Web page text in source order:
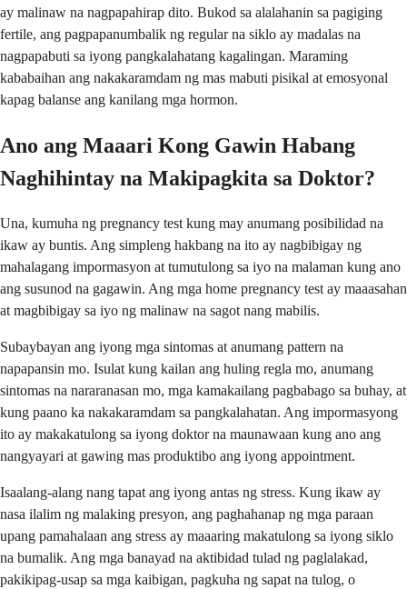
ay malinaw na nagpapahirap dito. Bukod sa alalahanin sa pagiging
fertile, ang pagpapanumbalik ng regular na siklo ay madalas na
nagpapabuti sa iyong pangkalahatang kagalingan. Maraming
kababaihan ang nakakaramdam ng mas mabuti pisikal at emosyonal
kapag balanse ang kanilang mga hormon.
Ano ang Maaari Kong Gawin Habang
Naghihintay na Makipagkita sa Doktor?
Una, kumuha ng pregnancy test kung may anumang posibilidad na
ikaw ay buntis. Ang simpleng hakbang na ito ay nagbibigay ng
mahalagang impormasyon at tumutulong sa iyo na malaman kung ano
ang susunod na gagawin. Ang mga home pregnancy test ay maaasahan
at magbibigay sa iyo ng malinaw na sagot nang mabilis.
Subaybayan ang iyong mga sintomas at anumang pattern na
napapansin mo. Isulat kung kailan ang huling regla mo, anumang
sintomas na nararanasan mo, mga kamakailang pagbabago sa buhay, at
kung paano ka nakakaramdam sa pangkalahatan. Ang impormasyong
ito ay makakatulong sa iyong doktor na maunawaan kung ano ang
nangyayari at gawing mas produktibo ang iyong appointment.
Isaalang-alang nang tapat ang iyong antas ng stress. Kung ikaw ay
nasa ilalim ng malaking presyon, ang paghahanap ng mga paraan
upang pamahalaan ang stress ay maaaring makatulong sa iyong siklo
na bumalik. Ang mga banayad na aktibidad tulad ng paglalakad,
pakikipag-usap sa mga kaibigan, pagkuha ng sapat na tulog, o